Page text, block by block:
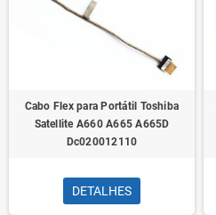
Cabo Flex para Portátil Toshiba
Satellite A660 A665 A665D
Dc020012110
DETALHES